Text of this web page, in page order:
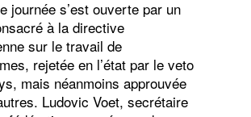
journée s’est ouverte par un
à la directive
sur le travail de
rejetée en l’état par le veto
mais néanmoins approuvée
Ludovic Voet, secrétaire